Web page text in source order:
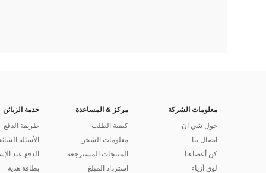
معلومات الشركة
حول شي ان
اتصال بنا
كن أعضاءنا
لوق أزياء
مركز & المساعدة
كيفية الطلب
معلومات الشحن
المنتجات المسترجعة
استرداد المبلغ
خدمة الزبائن
طريقة الدفع
الأسئلة
الدفع عند
بطاقة هدية